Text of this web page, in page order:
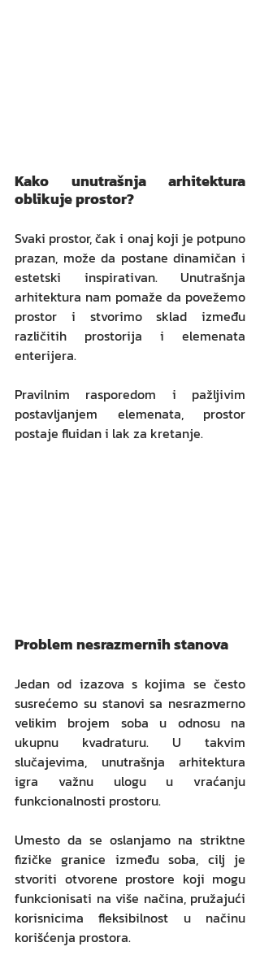
Kako unutrašnja arhitektura
oblikuje prostor?
Svaki prostor, čak i onaj koji je potpuno
prazan, može da postane dinamičan i
estetski inspirativan. Unutrašnja
arhitektura nam pomaže da povežemo
prostor i stvorimo sklad između
različitih prostorija i elemenata
enterijera.
Pravilnim rasporedom i pažljivim
postavljanjem elemenata, prostor
postaje fluidan i lak za kretanje.
Problem nesrazmernih stanova
Jedan od izazova s kojima se često
susrećemo su stanovi sa nesrazmerno
velikim brojem soba u odnosu na
ukupnu kvadraturu. U takvim
slučajevima, unutrašnja arhitektura
igra važnu ulogu u vraćanju
funkcionalnosti prostoru.
Umesto da se oslanjamo na striktne
fizičke granice između soba, cilj je
stvoriti otvorene prostore koji mogu
funkcionisati na više načina, pružajući
korisnicima fleksibilnost u načinu
korišćenja prostora.